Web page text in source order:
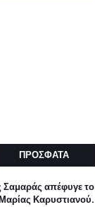
ΠΡΟΣΦΑΤΑ
απέφυγε το
Καρυστιανού.